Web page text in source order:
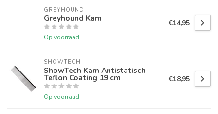
GREYHOUND
Greyhound Kam
Op voorraad
€14,95
SHOWTECH
ShowTech Kam Antistatisch
Teflon Coating 19 cm
Op voorraad
€18,95